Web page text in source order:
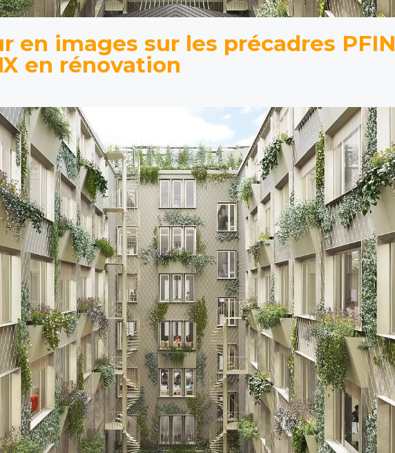
en images sur les précadres PFIN
en rénovation